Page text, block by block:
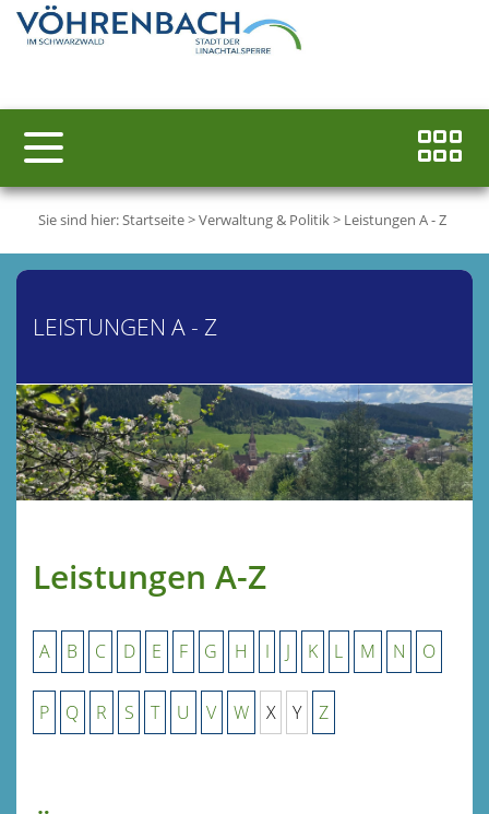
Sie sind hier:Startseite>Verwaltung & Politik> Leistungen A - Z
LEISTUNGEN A - Z
Leistungen A-Z
A B C D E F G H I J K L M N O
P Q R S T U V W X Y Z